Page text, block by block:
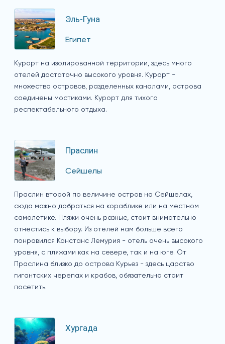
Эль-Гуна
Египет
Курорт на изолированной территории, здесь много
отелей достаточно высокого уровня. Курорт -
множество островов, разделенных каналами, острова
соединены мостиками. Курорт для тихого
респектабельного отдыха.
Праслин
Сейшелы
Праслин второй по величине остров на Сейшелах,
сюда можно добраться на кораблике или на местном
самолетике. Пляжи очень разные, стоит внимательно
отнестись к выбору. Из отелей нам больше всего
понравился Констанс Лемурия - отель очень высокого
уровня, с пляжами как на севере, так и на юге. От
Праслина близко до острова Курьез - здесь царство
гигантских черепах и крабов, обязательно стоит
посетить.
Хургада